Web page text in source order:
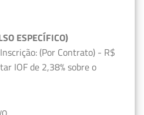
ESPECÍFICO)
(Por Contrato) - R$
IOF de 2,38% sobre o